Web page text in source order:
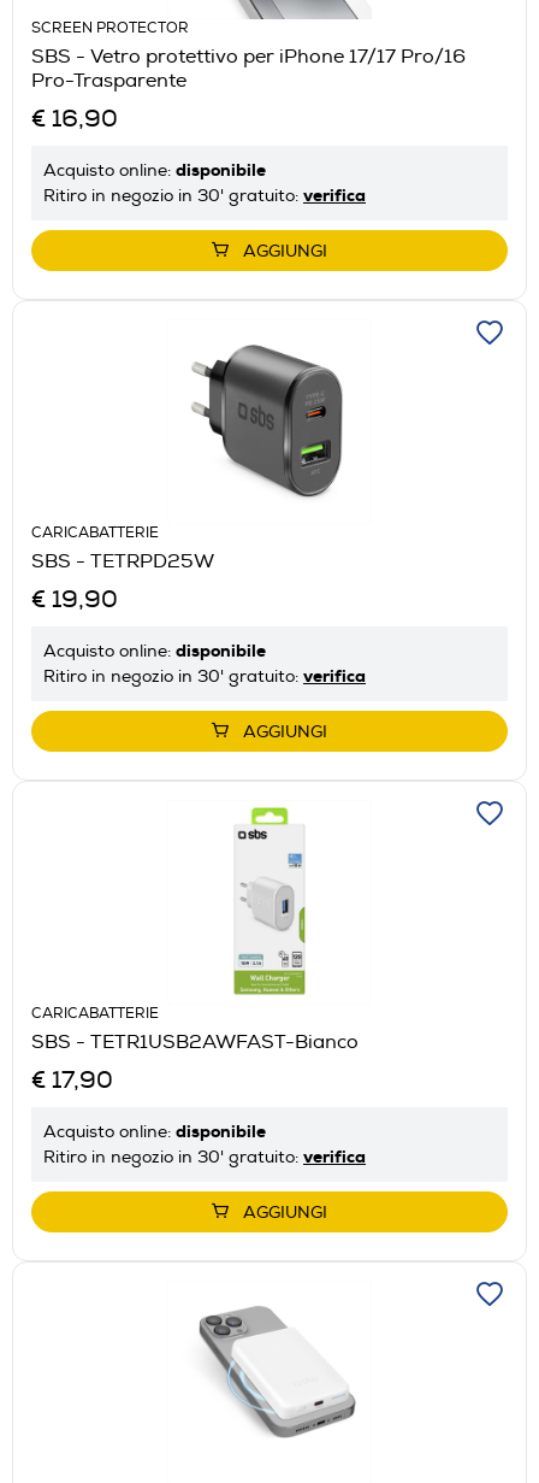
SCREEN PROTECTOR
SBS - Vetro protettivo per iPhone 17/17 Pro/16
Pro-Trasparente
€ 16,90
Acquisto online: disponibile
Ritiro in negozio in 30' gratuito: verifica
AGGIUNGI
CARICABATTERIE
SBS - TETRPD25W
€ 19,90
Acquisto online: disponibile
Ritiro in negozio in 30' gratuito: verifica
AGGIUNGI
CARICABATTERIE
SBS - TETR1USB2AWFAST-Bianco
€ 17,90
Acquisto online: disponibile
Ritiro in negozio in 30' gratuito: verifica
AGGIUNGI